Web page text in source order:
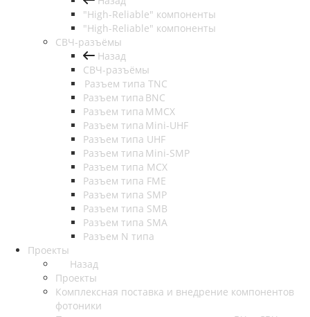
"High-Reliable" компоненты
"High-Reliable" компоненты
СВЧ-разъёмы
Назад
СВЧ-разъёмы
Разъем типа TNC
Разъем типа BNC
Разъем типа MMCX
Разъем типа Mini-UHF
Разъем типа UHF
Разъем типа Mini-SMP
Разъем типа MCX
Разъем типа FME
Разъем типа SMP
Разъем типа SMB
Разъем типа SMA
Разъем N типа
Проекты
Назад
Проекты
Комплексная поставка и внедрение компонентов
фотоники